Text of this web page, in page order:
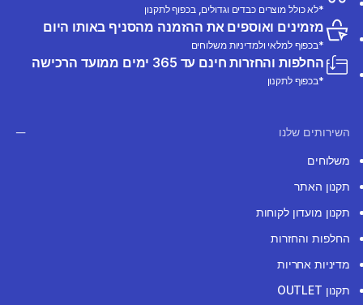
*לא כולל מוצרים כבדים וגדולים, בכפוף לתקנון
מזמינים ואוספים את ההזמנה מהסניף באותו היום
*בכפוף למלאי ולמדיניות משלוחים
החלפות והחזרות חינם עד 365 ימים ממועד הרכישה
*בכפוף לתקנון
השירותים שלנו
משלוחים
תקנון האתר
תקנון מועדון לקוחות
החלפות והחזרות
מדיניות אחריות
תקנון OUTLET